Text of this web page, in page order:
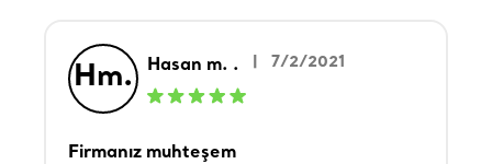
Hm. Hasan m. . 7/2/2021
Firmanız muhteşem